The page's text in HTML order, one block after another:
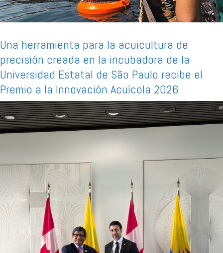
Una herramienta para la acuicultura de
precisión creada en la incubadora de la
Universidad Estatal de São Paulo recibe el
Premio a la Innovación Acuícola 2026